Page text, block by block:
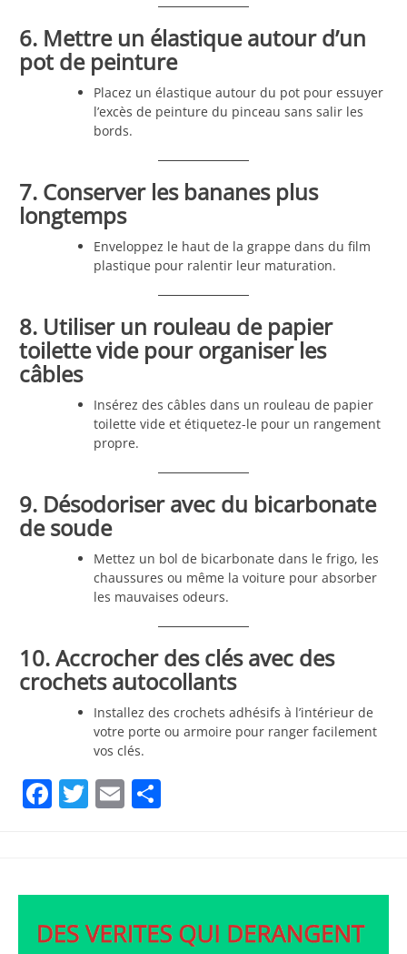
6. Mettre un élastique autour d’un
pot de peinture
Placez un élastique autour du pot pour essuyer
l’excès de peinture du pinceau sans salir les
bords.
7. Conserver les bananes plus
longtemps
Enveloppez le haut de la grappe dans du film
plastique pour ralentir leur maturation.
8. Utiliser un rouleau de papier
toilette vide pour organiser les
câbles
Insérez des câbles dans un rouleau de papier
toilette vide et étiquetez-le pour un rangement
propre.
9. Désodoriser avec du bicarbonate
de soude
Mettez un bol de bicarbonate dans le frigo, les
chaussures ou même la voiture pour absorber
les mauvaises odeurs.
10. Accrocher des clés avec des
crochets autocollants
Installez des crochets adhésifs à l’intérieur de
votre porte ou armoire pour ranger facilement
vos clés.
Facebook
Twitter
Email